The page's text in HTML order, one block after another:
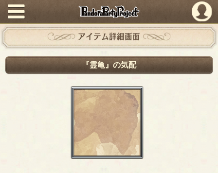
PandoraPartyProject
アイテム詳細画面
『霊亀』の気配